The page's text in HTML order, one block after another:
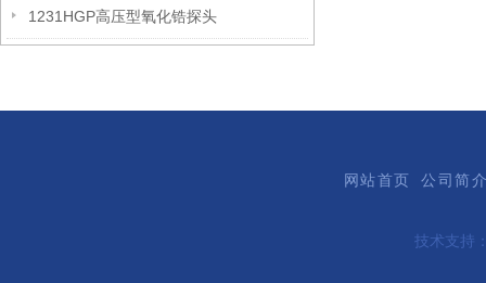
1231HGP高压型氧化锆探头
网站首页 公司简
技术支持